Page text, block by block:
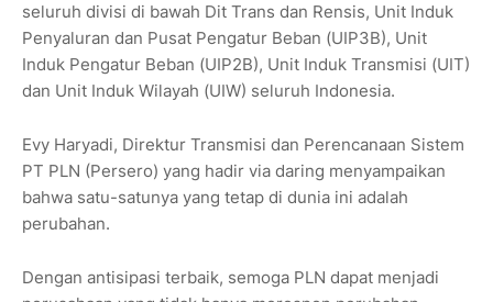
seluruh divisi di bawah Dit Trans dan Rensis, Unit Induk
Penyaluran dan Pusat Pengatur Beban (UIP3B), Unit
Induk Pengatur Beban (UIP2B), Unit Induk Transmisi (UIT)
dan Unit Induk Wilayah (UIW) seluruh Indonesia.
Evy Haryadi, Direktur Transmisi dan Perencanaan Sistem
PT PLN (Persero) yang hadir via daring menyampaikan
bahwa satu-satunya yang tetap di dunia ini adalah
perubahan.
Dengan antisipasi terbaik, semoga PLN dapat menjadi